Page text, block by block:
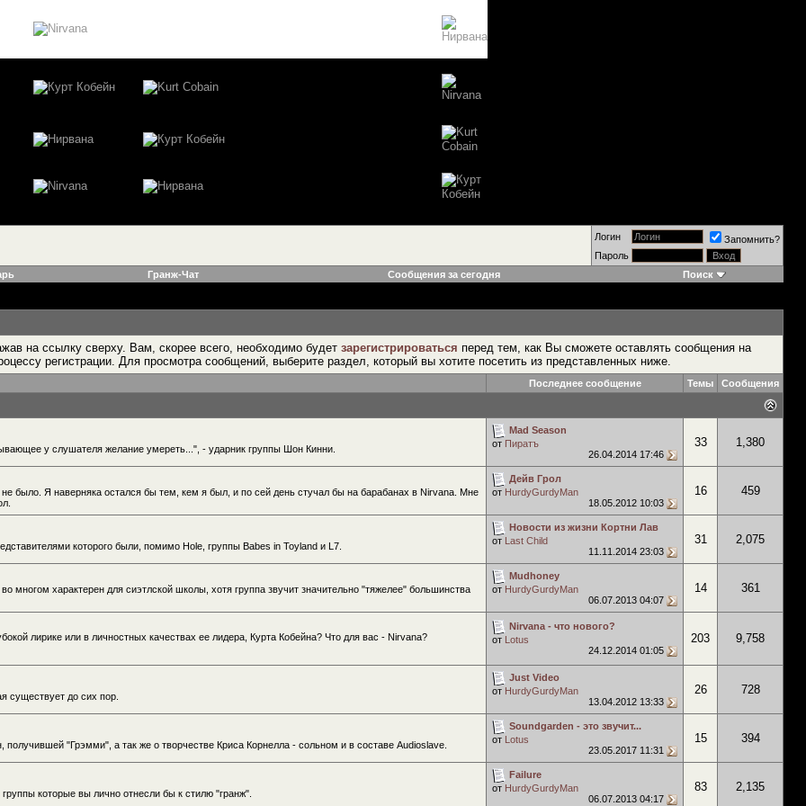
Логин
Запомнить?
Пароль
Гранж-Чат Сообщения за сегодня Поиск
на ссылку сверху. Вам, скорее всего, необходимо будет зарегистрироваться перед тем, как Вы сможете оставлять сообщения на
регистрации. Для просмотра сообщений, выберите раздел, который вы хотите посетить из представленных ниже.
Последнее сообщение Темы Сообщения
у слушателя желание умереть...", - ударник группы Шон Кинни.
Mad Season
от Пиратъ
26.04.2014 17:46
33 1,380
было. Я наверняка остался бы тем, кем я был, и по сей день стучал бы на барабанах в Nirvana. Мне
Дейв Грол
от HurdyGurdyMan
18.05.2012 10:03
16 459
которого были, помимо Hole, группы Babes in Toyland и L7.
Новости из жизни Кортни Лав
от Last Child
11.11.2014 23:03
31 2,075
характерен для сиэтлской школы, хотя группа звучит значительно "тяжелее" большинства
Mudhoney
от HurdyGurdyMan
06.07.2013 04:07
14 361
лирике или в личностных качествах ее лидера, Курта Кобейна? Что для вас - Nirvana?
Nirvana - что нового?
от Lotus
24.12.2014 01:05
203 9,758
существует до сих пор.
Just Video
от HurdyGurdyMan
13.04.2012 13:33
26 728
"Грэмми", а так же о творчестве Криса Корнелла - сольном и в составе Audioslave.
Soundgarden - это звучит...
от Lotus
23.05.2017 11:31
15 394
которые вы лично отнесли бы к стилю "гранж".
Failure
от HurdyGurdyMan
06.07.2013 04:17
83 2,135